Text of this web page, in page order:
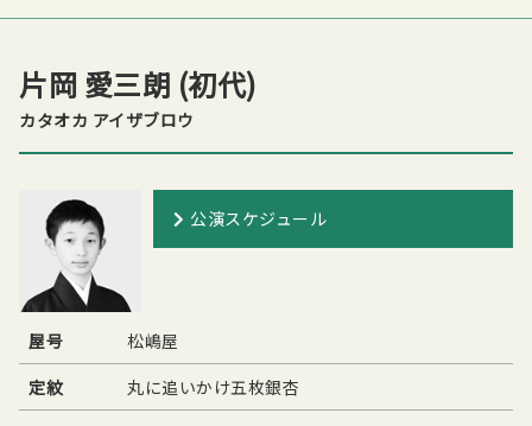
片岡 愛三朗 (初代)
カタオカ アイザブロウ
公演スケジュール
屋号
松嶋屋
定紋
丸に追いかけ五枚銀杏